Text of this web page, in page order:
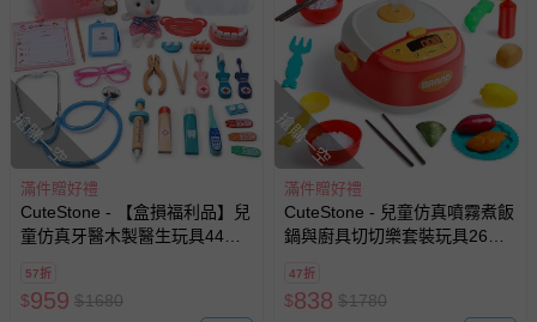
搶購一空
滿件贈好禮
CuteStone - 【盒損福利品】兒
童仿真牙醫木製醫生玩具44件
57折
$959 $1680
搶購一空
滿件贈好禮
CuteStone - 兒童仿真噴霧煮飯
鍋與廚具切切樂套裝玩具26件
47折
$838 $1780